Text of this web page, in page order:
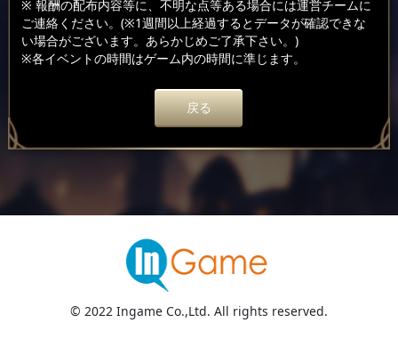
※ 報酬の配布内容等に、不明な点等ある場合には運営チームに
ご連絡ください。(※1週間以上経過するとデータが確認できな
い場合がございます。あらかじめご了承下さい。)
※各イベントの時間はゲーム内の時間に準じます。
戻る
© 2022 Ingame Co.,Ltd. All rights reserved.